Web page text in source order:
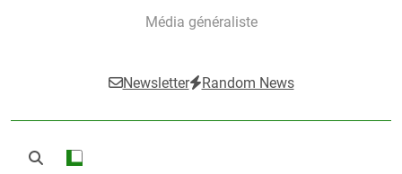
Média généraliste
Newsletter Random News